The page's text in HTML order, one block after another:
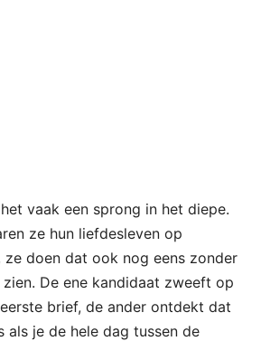
vaak een sprong in het diepe.
ze hun liefdesleven op
ze doen dat ook nog eens zonder
De ene kandidaat zweeft op
brief, de ander ontdekt dat
als je de hele dag tussen de